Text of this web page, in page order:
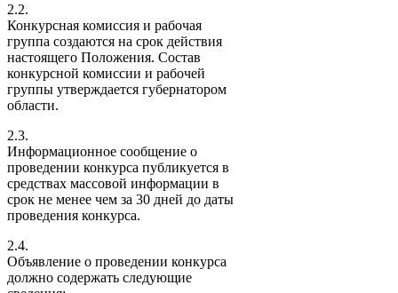
2.2.
Конкурсная комиссия и рабочая
группа создаются на срок действия
настоящего Положения. Состав
конкурсной комиссии и рабочей
группы утверждается губернатором
области.
2.3.
Информационное сообщение о
проведении конкурса публикуется в
средствах массовой информации в
срок не менее чем за 30 дней до даты
проведения конкурса.
2.4.
Объявление о проведении конкурса
должно содержать следующие